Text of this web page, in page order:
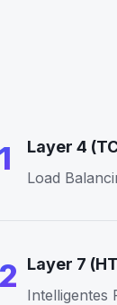
Layer 4
Load
Layer 7
Intelligentes